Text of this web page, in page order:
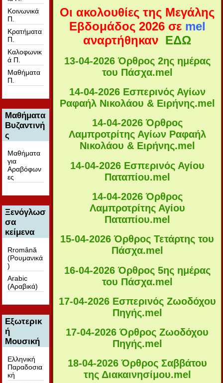
Κοινωνικά
Π.
Κρατήματα
Π.
Καλοφωνικ
ά Π.
Μαθήματα
Π.
Μαθήματα
Βυζαντινή
ς
Μαθήματα
για
Αραβόφων
ες
Ξενόγλωσ
σα
κείμενα
Rromână
(Ρουμανικά
)
Arabic
(Αραβικά)
Εξωτερικ
ή
Μουσική
Ελληνική
Παραδοσια
κή
Οι ακολουθίες της Μεγάλης
Εβδομάδος 2026 σε mel
αναρτήθηκαν ΕΔΩ
13-04-2026 Όρθρος 2ης ημέρας
του Πάσχα.mel
14-04-2026 Εσπερινός Αγίων
Ραφαήλ Νικολάου & Ειρήνης.mel
14-04-2026 Όρθρος
Λαμπροτρίτης Αγίων Ραφαήλ
Νικολάου & Ειρήνης.mel
14-04-2026 Εσπερινός Αγίου
Παταπίου.mel
14-04-2026 Όρθρος
Λαμπροτρίτης Αγίου
Παταπίου.mel
15-04-2026 Όρθρος Τετάρτης του
Πάσχα.mel
16-04-2026 Όρθρος 5ης ημέρας
του Πάσχα.mel
17-04-2026 Εσπερινός Ζωοδόχου
Πηγής.mel
17-04-2026 Όρθρος Ζωοδόχου
Πηγής.mel
18-04-2026 Όρθρος Σαββάτου
της Διακαινησίμου.mel